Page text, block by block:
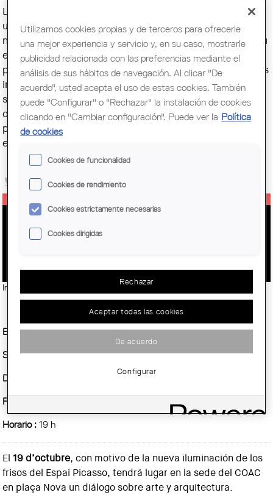
L’Argentina, com el seus països veïns de Sud-Amèrica, és
un país jove. Només amb 200 anys ha hagut de crear una
nació de zero promovent la immigració per a habitar el seu
extens territori. La pressió per a mantenir-se com el
principal país agro-exportador del món; les constants crisis
internes i externes; la falta de polítiques de regulació del
sòl; la desigualtat creixent entre la població i la gran
centralitat que caracteritza Buenos Aires, respecte a tot el
país, fan que l'urbanisme tingui un paper rellevant per
encarar els reptes d'aquest territori.
DIÁLOGO: LA INFLUENCIA ENTRE
ARTE Y ARQUITECTURA
Imatge:
Entidad Organizadora :COAC
Sitio :Espai Picasso
Demarcación :
Fecha inicio :
Horario :19 h
El 19 d’octubre, con motivo de la nueva iluminación de los
frisos del Espai Picasso, tendrá lugar en la sede del COAC
en plaça Nova un diálogo sobre arte y arquitectura.
Utilizamos cookies propias y de terceros para ofrecerle
una mejor experiencia y servicio y, en su caso, mostrarle
publicidad relacionada con las preferencias mediante el
análisis de sus hábitos de navegación. Al clicar "De
acuerdo", usted acepta el uso de estas cookies. También
puede "Configurar" o "Rechazar" la instalación de cookies
clicando en "Cambiar configuración". Puede ver la Política
de cookies
Cookies de funcionalidad
Cookies de rendimiento
Cookies estrictamente necesarias
Cookies dirigidas
Rechazar
Aceptar todas las cookies
De acuerdo
Configurar